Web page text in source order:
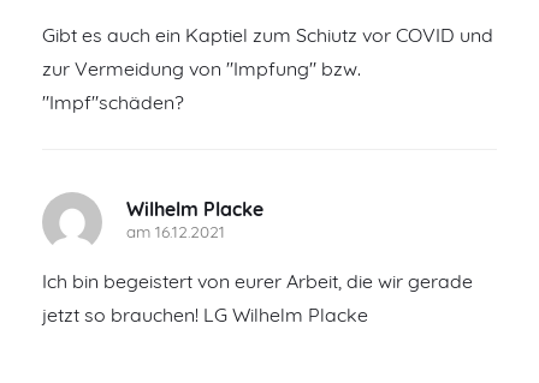
Gibt es auch ein Kaptiel zum Schiutz vor COVID und
zur Vermeidung von "Impfung" bzw.
"Impf"schäden?
Wilhelm Placke
am 16.12.2021
Ich bin begeistert von eurer Arbeit, die wir gerade
jetzt so brauchen! LG Wilhelm Placke